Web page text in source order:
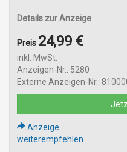
Details zur Anzeige
Preis 24,99 €
inkl. MwSt.
Anzeigen-Nr.: 5280
Externe Anzeigen-Nr.:
Anzeige
weiterempfehlen